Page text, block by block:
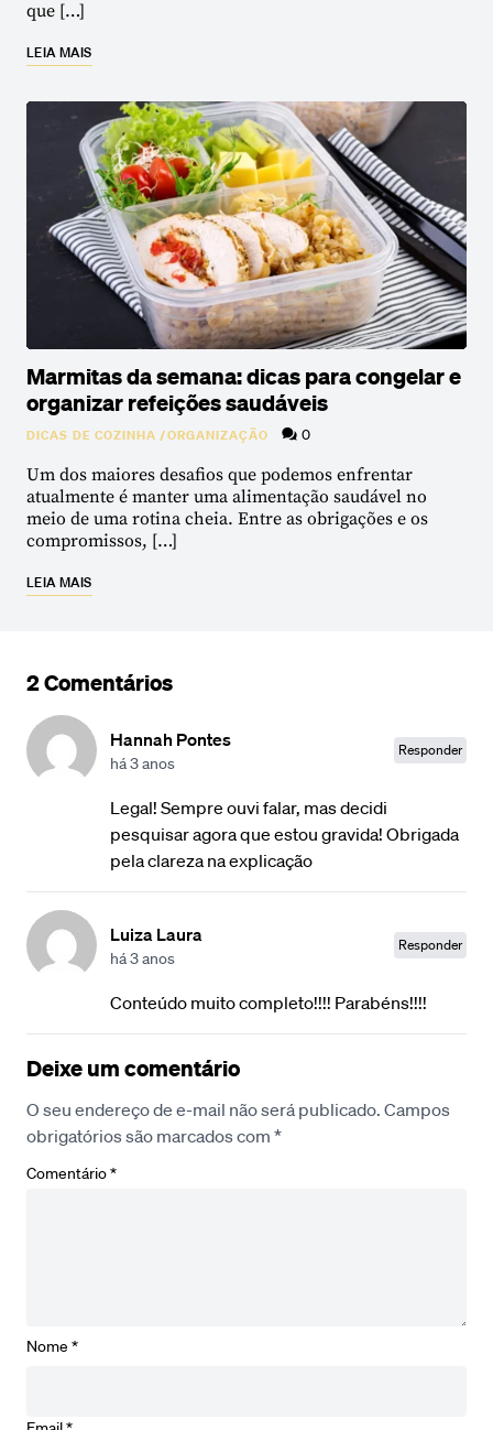
que […]
LEIA MAIS
Marmitas da semana: dicas para congelar e
organizar refeições saudáveis
DICAS DE COZINHA /ORGANIZAÇÃO 0
Um dos maiores desafios que podemos enfrentar
atualmente é manter uma alimentação saudável no
meio de uma rotina cheia. Entre as obrigações e os
compromissos, […]
LEIA MAIS
2 Comentários
Hannah Pontes
há 3 anos
Responder
Legal! Sempre ouvi falar, mas decidi
pesquisar agora que estou gravida! Obrigada
pela clareza na explicação
Luiza Laura
há 3 anos
Responder
Conteúdo muito completo!!!! Parabéns!!!!
Deixe um comentário
O seu endereço de e-mail não será publicado. Campos
obrigatórios são marcados com *
Comentário*
Nome *